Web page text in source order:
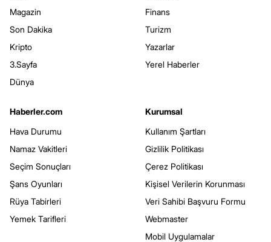
Magazin
Son Dakika
Kripto
3.Sayfa
Dünya
Finans
Turizm
Yazarlar
Yerel Haberler
Haberler.com
Hava Durumu
Namaz Vakitleri
Seçim Sonuçları
Şans Oyunları
Rüya Tabirleri
Yemek Tarifleri
Kurumsal
Kullanım Şartları
Gizlilik Politikası
Çerez Politikası
Kişisel Verilerin Korunması
Veri Sahibi Başvuru Formu
Webmaster
Mobil Uygulamalar